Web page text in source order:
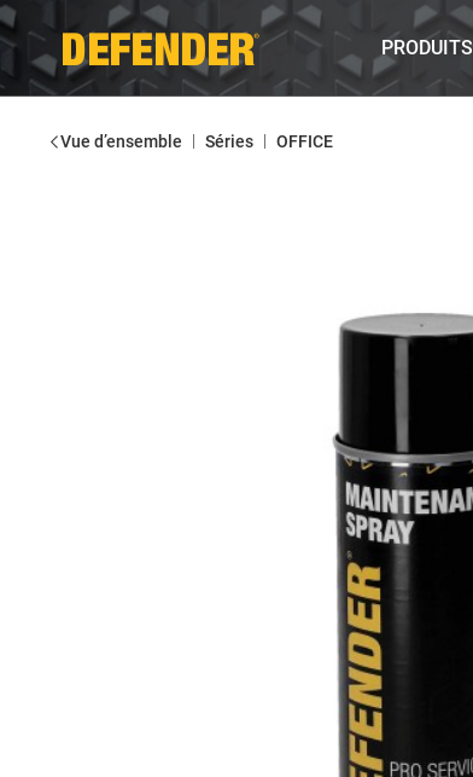
PRODUITS
Vue d’ensemble | Séries | OFFICE